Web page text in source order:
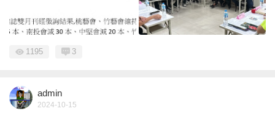
1195 3
admin
2024-10-15